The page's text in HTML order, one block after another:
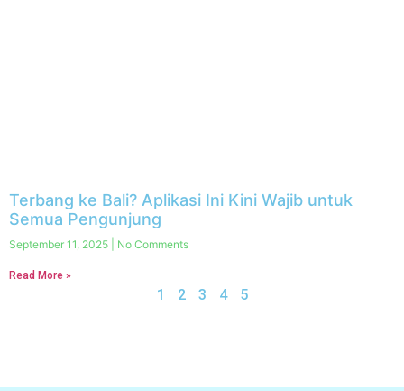
Terbang ke Bali? Aplikasi Ini Kini Wajib untuk
Semua Pengunjung
September 11, 2025 No Comments
Read More »
1 2 3 4 5